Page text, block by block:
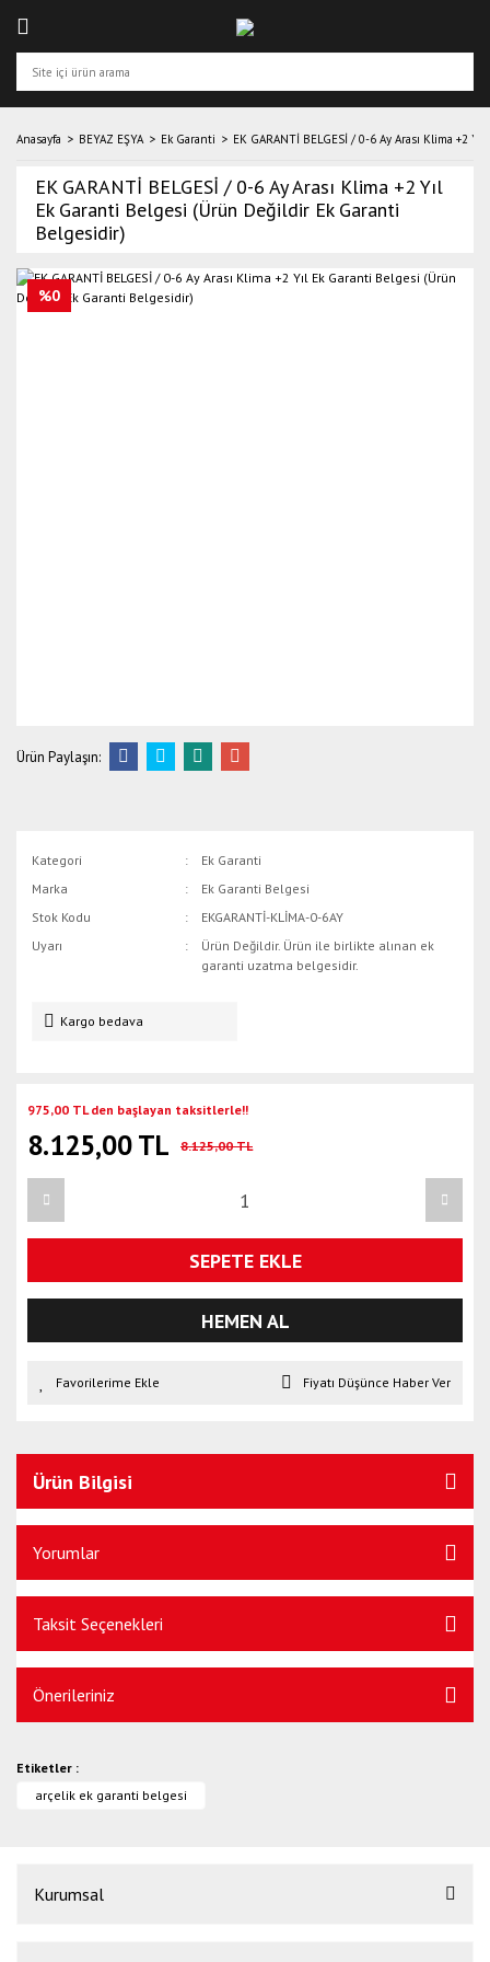
Anasayfa BEYAZ EŞYA Ek Garanti EK GARANTİ BELGESİ / 0-6 Ay Arası Klima +2
EK GARANTİ BELGESİ / 0-6 Ay Arası Klima +2 Yıl
Ek Garanti Belgesi (Ürün Değildir Ek Garanti
Belgesidir)
%0
Ürün Paylaşın:
Kategori
Ek Garanti
Marka
Ek Garanti Belgesi
Stok Kodu
EKGARANTİ-KLİMA-0-6AY
Uyarı
Ürün Değildir. Ürün ile birlikte alınan ek
garanti uzatma belgesidir.
Kargo bedava
975,00 TL den başlayan taksitlerle!!
8.125,00 TL 8.125,00 TL
SEPETE EKLE
HEMEN AL
Fiyatı Düşünce Haber Ver
Ürün Bilgisi
Yorumlar
Taksit Seçenekleri
Önerileriniz
Etiketler :
arçelik ek garanti belgesi
Kurumsal